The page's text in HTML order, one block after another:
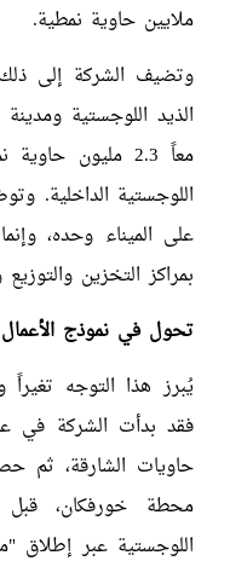
ملايين حاوية نمطية.
وتضيف الشركة إلى
الذيد اللوجستية
معاً 2.3 مليون
اللوجستية الداخلية.
على الميناء وحده،
بمراكز التخزين
تحول في نموذج الأعمال
يُبرز هذا التوجه
محطة خورفكان،